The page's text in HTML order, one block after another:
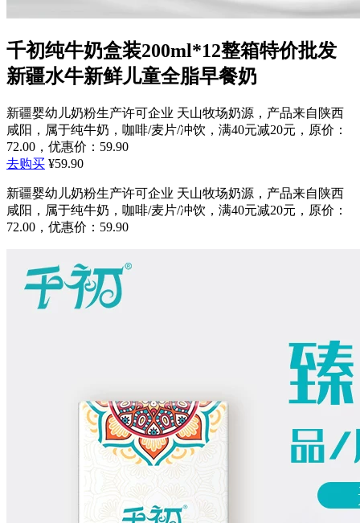
千初纯牛奶盒装200ml*12整箱特价批发
新疆水牛新鲜儿童全脂早餐奶
新疆婴幼儿奶粉生产许可企业 天山牧场奶源，产品来自陕西
咸阳，属于纯牛奶，咖啡/麦片/冲饮，满40元减20元，原价：
72.00，优惠价：59.90
去购买 ¥59.90
新疆婴幼儿奶粉生产许可企业 天山牧场奶源，产品来自陕西
咸阳，属于纯牛奶，咖啡/麦片/冲饮，满40元减20元，原价：
72.00，优惠价：59.90